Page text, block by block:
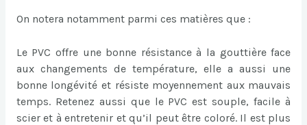
On notera notamment parmi ces matières que :
Le PVC offre une bonne résistance à la gouttière face
aux changements de température, elle a aussi une
bonne longévité et résiste moyennement aux mauvais
temps. Retenez aussi que le PVC est souple, facile à
scier et à entretenir et qu’il peut être coloré. Il est plus